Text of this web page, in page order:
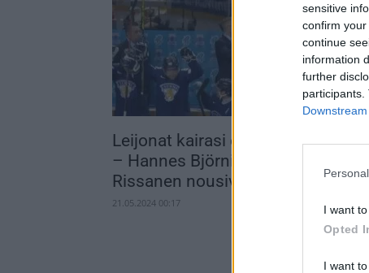
sensitive
confirm
continue
information
further
I want
Opted
I want
Leijonat kairasi elintärkeän voiton
– Hannes Björninen ja Rasmus
Rissanen nousivat...
21.05.2024 00:17